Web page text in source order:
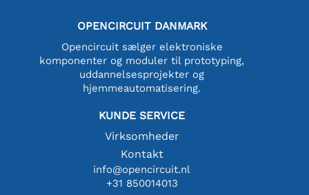
OPENCIRCUIT DANMARK
Opencircuit sælger elektroniske
komponenter og moduler til prototyping,
uddannelsesprojekter og
hjemmeautomatisering.
KUNDE SERVICE
Virksomheder
Kontakt
info@opencircuit.nl
+31 850014013